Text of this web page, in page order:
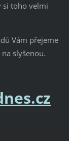
si toho velmi
Vám přejeme
slyšenou.